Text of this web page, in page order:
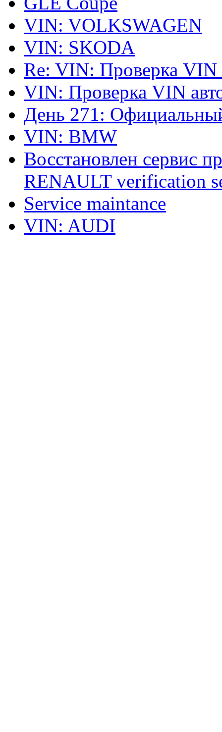
VIN: VOLKSWAGEN
VIN: SKODA
Re: VIN: Проверка VIN
VIN: Проверка VIN
День 271:
VIN: BMW
Восстановлен сервис
RENAULT verification
Service maintance
VIN: AUDI